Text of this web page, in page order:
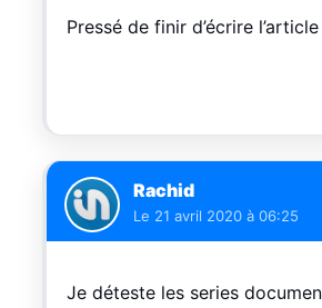
Pressé de finir d’écrire
Rachid
Le 21 avril 2020 à 06:25
Je déteste les series